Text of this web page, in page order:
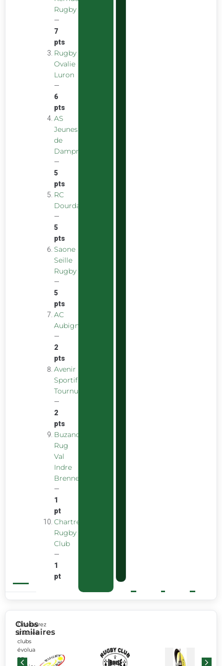
Rugby
—
7
pts
Rugby
Ovalie
Luron
—
6
pts
AS
Jeunes
de
Dampniat
—
5
pts
RC
Dourdan
—
5
pts
Saone
Seille
Rugby
—
5
pts
AC
Aubigny
—
2
pts
Avenir
Sportif
Tournus
—
2
pts
Buzancais
Rug
Val
Indre
Brenne
—
1
pt
Chartreuse
Rugby
Club
—
1
pt
Clubs
similaires
Découvrez
d’autres
clubs
évoluant
en